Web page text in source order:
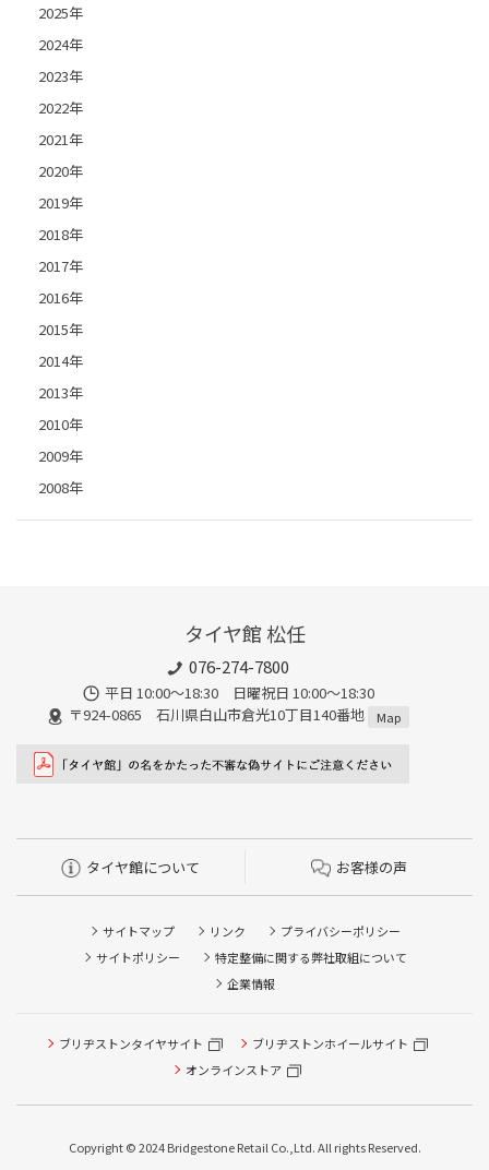
2025年
2024年
2023年
2022年
2021年
2020年
2019年
2018年
2017年
2016年
2015年
2014年
2013年
2010年
2009年
2008年
タイヤ館 松任
076-274-7800
平日 10:00～18:30 日曜祝日 10:00～18:30
〒924-0865 石川県白山市倉光10丁目140番地
Map
タイヤ館について お客様の声
サイトマップ リンク
プライバシーポリシー
サイトポリシー
特定整備に関する弊社取組について
企業情報
ブリヂストンタイヤサイト
ブリヂストンホイールサイト
オンラインストア
Copyright © 2024 Bridgestone Retail Co.,Ltd. All rights Reserved.
ピット作業の予約